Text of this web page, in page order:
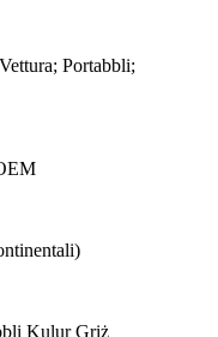
Portabbli;